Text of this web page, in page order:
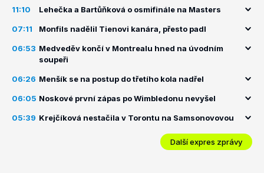
11:10 Lehečka a Bartůňková o osmifinále na Masters
07:11 Monfils nadělil Tienovi kanára, přesto padl
06:53 Medveděv končí v Montrealu hned na úvodním
soupeři
06:26 Menšík se na postup do třetího kola nadřel
06:05 Noskové první zápas po Wimbledonu nevyšel
05:39 Krejčíková nestačila v Torontu na Samsonovovou
Další expres zprávy